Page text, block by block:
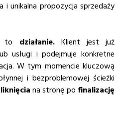
unikalna propozycja sprzedaży
to działanie.Klient jest już
usługi i podejmuje konkretne
W tym momencie kluczową
i bezproblemowej ścieżki
na stronę po finalizację